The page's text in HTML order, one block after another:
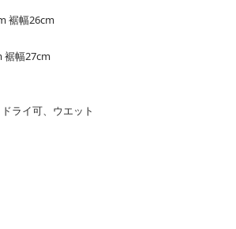
裾幅26cm
裾幅27cm
ライ可、ウエット